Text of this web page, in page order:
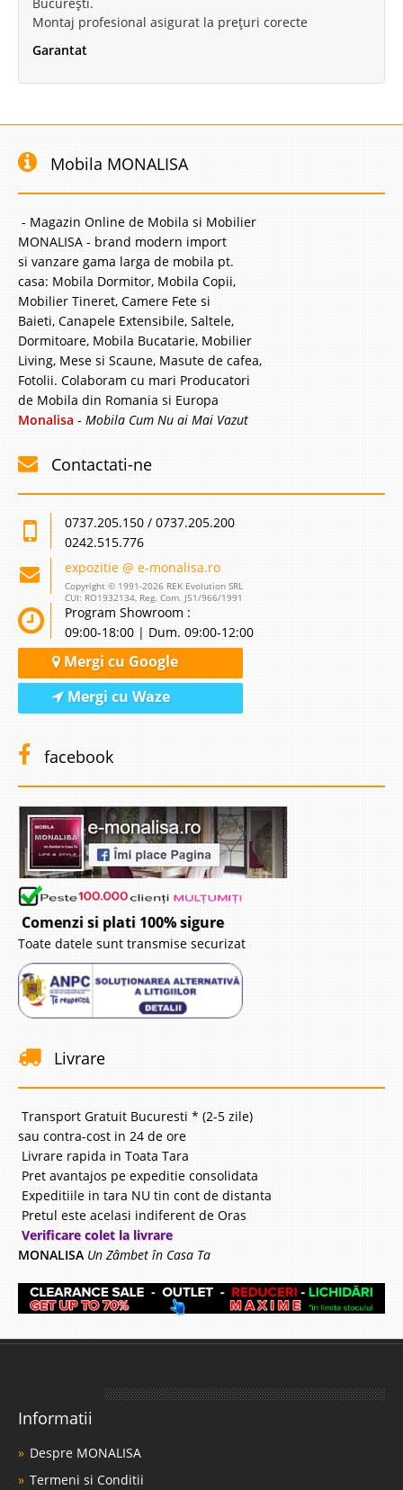
București.
Montaj profesional asigurat la prețuri corecte
Garantat
Mobila MONALISA
- Magazin Online de Mobila si Mobilier
MONALISA - brand modern import
si vanzare gama larga de mobila pt.
casa: Mobila Dormitor, Mobila Copii,
Mobilier Tineret, Camere Fete si
Baieti, Canapele Extensibile, Saltele,
Dormitoare, Mobila Bucatarie, Mobilier
Living, Mese si Scaune, Masute de cafea,
Fotolii. Colaboram cu mari Producatori
de Mobila din Romania si Europa
Monalisa - Mobila Cum Nu ai Mai Vazut
Contactati-ne
0737.205.150 / 0737.205.200
0242.515.776
expozitie @ e-monalisa.ro
Copyright © 1991-2026 REK Evolution SRL
CUI: RO1932134, Reg. Com. J51/966/1991
Program Showroom :
09:00-18:00 | Dum. 09:00-12:00
Mergi cu Google
Mergi cu Waze
facebook
Comenzi si plati 100% sigure
Toate datele sunt transmise securizat
Livrare
Transport Gratuit Bucuresti * (2-5 zile)
sau contra-cost in 24 de ore
Livrare rapida in Toata Tara
Pret avantajos pe expeditie consolidata
Expeditiile in tara NU tin cont de distanta
Pretul este acelasi indiferent de Oras
Verificare colet la livrare
MONALISA Un Zâmbet în Casa Ta
Informatii
Despre MONALISA
Termeni si Conditii